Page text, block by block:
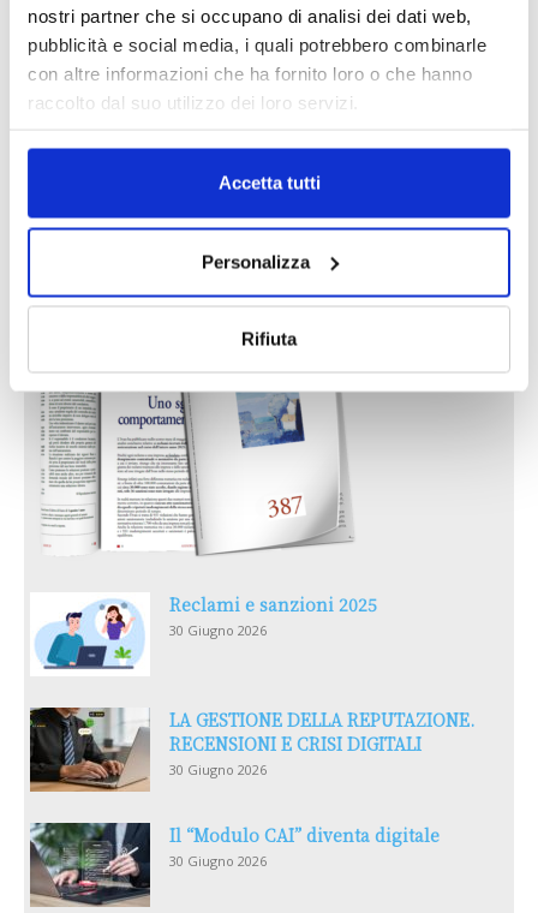
nostri partner che si occupano di analisi dei dati web,
pubblicità e social media, i quali potrebbero combinarle
con altre informazioni che ha fornito loro o che hanno
raccolto dal suo utilizzo dei loro servizi.
Accetta tutti
Personalizza
Rifiuta
intermediari partner 2026
1 Luglio 2026
MAGNIFICA HUMANITAS (l’impatto
dell’IA sul futuro e oltre)
IL MENSILE ASSINEWS LUGLIO-
AGOSTO 2026
Reclami e sanzioni 2025
30 Giugno 2026
LA GESTIONE DELLA REPUTAZIONE.
RECENSIONI E CRISI DIGITALI
30 Giugno 2026
Il “Modulo CAI” diventa digitale
30 Giugno 2026